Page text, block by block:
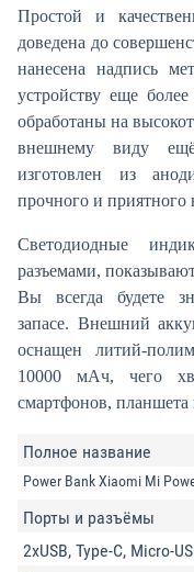
Простой и
доведена до
нанесена надпись
устройству еще
обработаны на
внешнему виду
изготовлен из
прочного и приятного
Светодиодные
разъемами,
Вы всегда будете
запасе. Внешний
оснащен литий-
10000 мАч, чего
смартфонов, планшета
Полное название
Power Bank Xiaomi Mi
Порты и разъёмы
2xUSB, Type-C, Micro-